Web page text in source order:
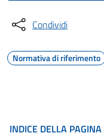
Condividi
Normativa di riferimento
INDICE DELLA PAGINA